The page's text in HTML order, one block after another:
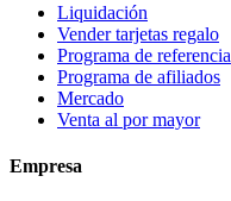
Liquidación
Vender tarjetas regalo
Programa de referencia
Programa de afiliados
Mercado
Venta al por mayor
Empresa